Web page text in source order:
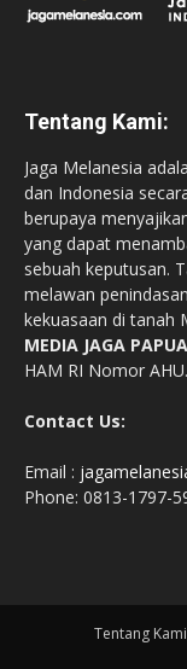
Tentang Kami:
Jaga Melanesia
dan Indonesia
berupaya
yang dapat
sebuah keputusan.
melawan
kekuasaan di tanah
MEDIA JAGA PAPUA
HAM RI Nomor
Contact Us:
Email :
Phone: 0813-1797-
Tentang Kami